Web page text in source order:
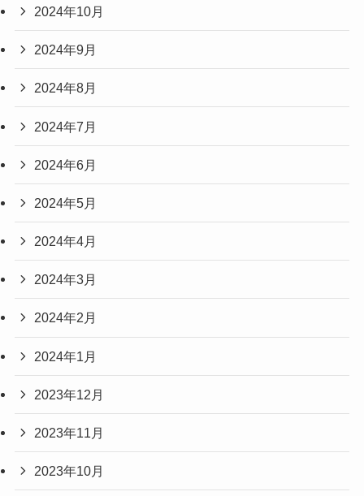
2024年10月
2024年9月
2024年8月
2024年7月
2024年6月
2024年5月
2024年4月
2024年3月
2024年2月
2024年1月
2023年12月
2023年11月
2023年10月